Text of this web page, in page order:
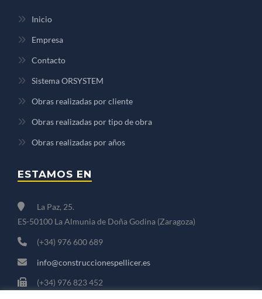
Inicio
Empresa
Contacto
Sistema ORSYSTEM
Obras realizadas por cliente
Obras realizadas por tipo de obra
Obras realizadas por años
ESTAMOS EN
La Paz, 25.
ES-50100 La Almunia de Doña Godina (Zaragoza)
(+34) 976 600 689
info@construccionespellicer.es
(+34) 976 823 452